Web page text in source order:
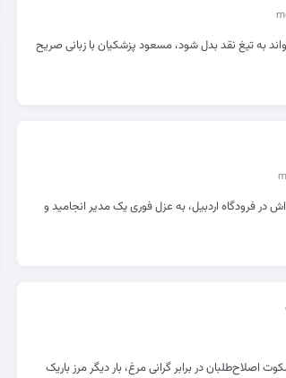
به تیغ نقد بدل شود، مسعود پزشکیان با زبانی صریح
در فرودگاه اردبیل، به عزل فوری یک مدیر انجامید و
اصلاح‌طلبان در برابر گرانی مرغ، بار دیگر مرز باریک